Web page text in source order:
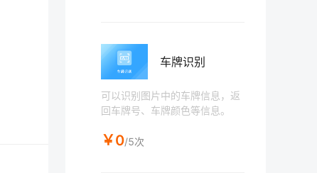
车牌识别
可以识别图片中的车牌信息，返
回车牌号、车牌颜色等信息。
￥0/5次